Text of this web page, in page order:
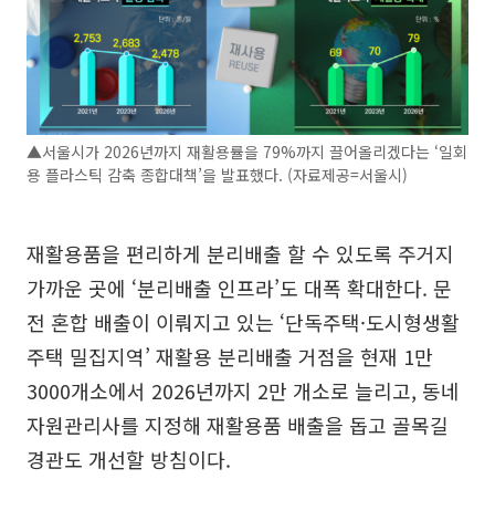
▲서울시가 2026년까지 재활용률을 79%까지 끌어올리겠다는 ‘일회
용 플라스틱 감축 종합대책’을 발표했다. (자료제공=서울시)
재활용품을 편리하게 분리배출 할 수 있도록 주거지
가까운 곳에 ‘분리배출 인프라’도 대폭 확대한다. 문
전 혼합 배출이 이뤄지고 있는 ‘단독주택·도시형생활
주택 밀집지역’ 재활용 분리배출 거점을 현재 1만
3000개소에서 2026년까지 2만 개소로 늘리고, 동네
자원관리사를 지정해 재활용품 배출을 돕고 골목길
경관도 개선할 방침이다.